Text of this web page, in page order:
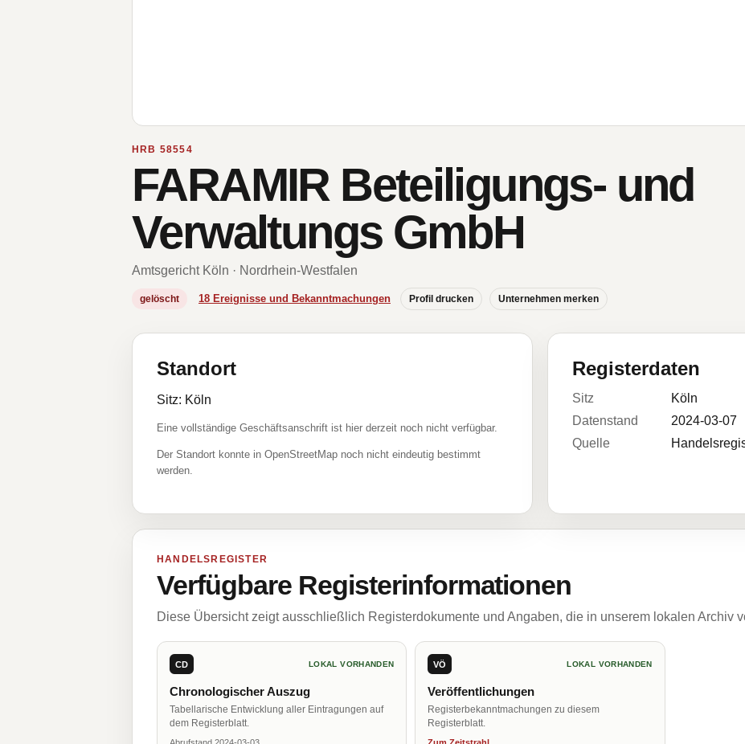
HRB 58554
FARAMIR Beteiligungs- und
Verwaltungs GmbH
Amtsgericht Köln · Nordrhein-Westfalen
gelöscht 18 Ereignisse und Bekanntmachungen Profil drucken Unternehmen merken
Standort
Sitz: Köln
Eine vollständige Geschäftsanschrift ist hier derzeit noch nicht verfügbar.
Der Standort konnte in OpenStreetMap noch nicht eindeutig bestimmt
werden.
Registerdaten
Sitz
Köln
Datenstand
2024-03-07
Quelle
HANDELSREGISTER
Verfügbare Registerinformationen
Diese Übersicht zeigt ausschließlich Registerdokumente und Angaben, die in unserem lokalen Archiv
CD LOKAL VORHANDEN
Chronologischer Auszug
Tabellarische Entwicklung aller Eintragungen auf
dem Registerblatt.
VÖ LOKAL VORHANDEN
Veröffentlichungen
Registerbekanntmachungen zu diesem
Registerblatt.